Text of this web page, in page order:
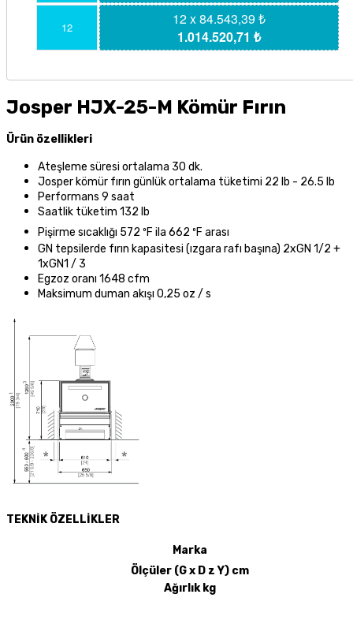
12
12 x 84.543,39 ₺
1.014.520,71 ₺
Josper HJX-25-M Kömür Fırın
Ürün özellikleri
Ateşleme süresi ortalama 30 dk.
Josper kömür fırın günlük ortalama tüketimi 22 lb - 26.5 lb
Performans 9 saat
Saatlik tüketim 132 lb
Pişirme sıcaklığı 572 ºF ila 662 ºF arası
GN tepsilerde fırın kapasitesi (ızgara rafı başına) 2xGN 1/2 +
1xGN1 / 3
Egzoz oranı 1648 cfm
Maksimum duman akışı 0,25 oz / s
TEKNİK ÖZELLİ KLER
Marka
Ölçüler (G x D z Y) cm
Ağırlık kg